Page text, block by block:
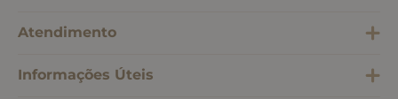
Atendimento
Informações Úteis